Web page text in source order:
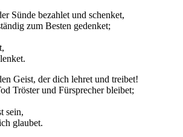
Sünde bezahlet und schenket,
zum Besten gedenket;
Geist, der dich lehret und treibet!
Tröster und Fürsprecher bleibet;
sein,
glaubet.